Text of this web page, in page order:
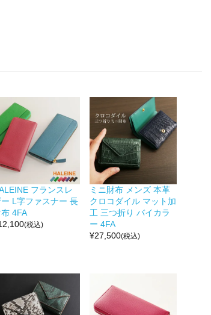
フランスレ
L字ファスナー 長
4FA
(税込)
ミニ財布 メンズ 本革
クロコダイル マット加
工 三つ折り バイカラ
ー 4FA
¥27,500(税込)